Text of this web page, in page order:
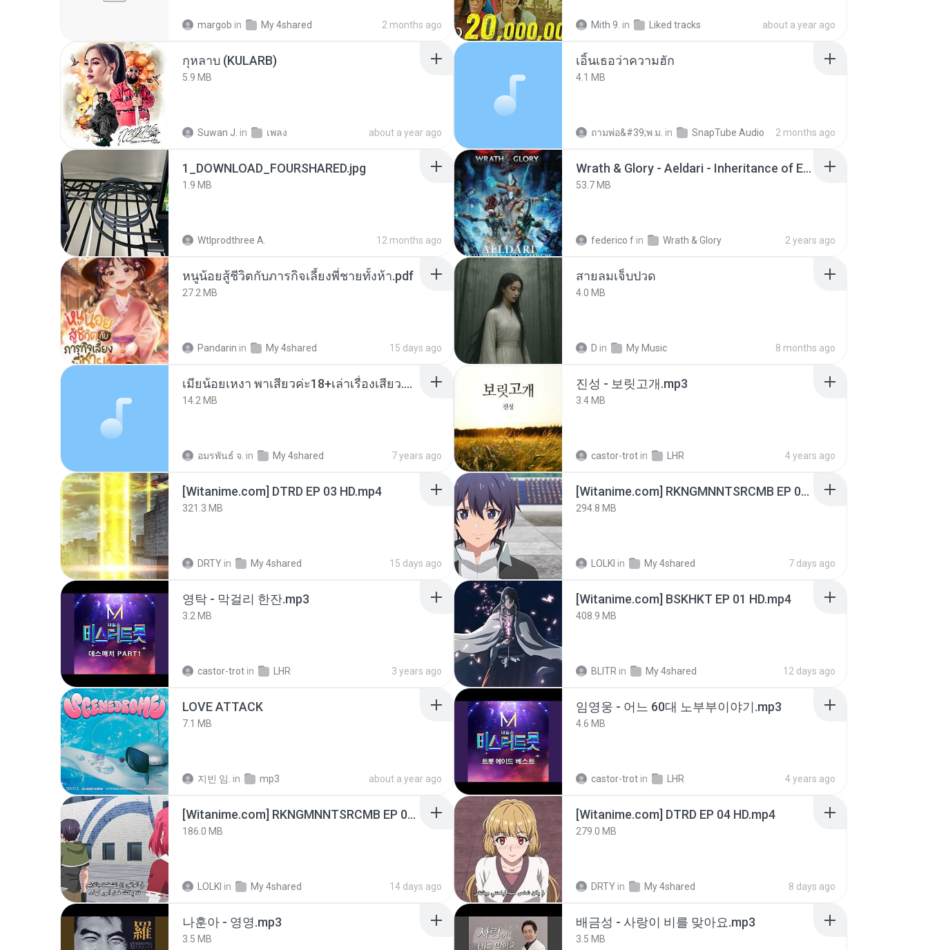
margob in My 4shared 2 months ago Mith 9. in Liked tracks about a year ago
กุหลาบ (KULARB)
5.9 MB
Suwan J. in เพลง about a year ago
เอิ้นเธอว่าความฮัก
4.1 MB
ถามพ่อ&#39;พ ม. in SnapTube Audio 2 months ago
1_DOWNLOAD_FOURSHARED.jpg
1.9 MB
Wtlprodthree A. 12 months ago
Wrath & Glory - Aeldari - Inheritance of Embers.pdf
53.7 MB
federico f in Wrath & Glory 2 years ago
หนูน้อยสู้ชีวิตกับภารกิจเลี้ยงพี่ชายทั้งห้า.pdf
27.2 MB
Pandarin in My 4shared 15 days ago
สายลมเจ็บปวด
4.0 MB
D in My Music 8 months ago
เมียน้อยเหงา พาเสียวค่ะ18+เล่าเรื่องเสียว.mp3
14.2 MB
อมรพันธ์ จ. in My 4shared 7 years ago
진성 - 보릿고개.mp3
3.4 MB
castor-trot in LHR 4 years ago
[Witanime.com] DTRD EP 03 HD.mp4
321.3 MB
DRTY in My 4shared 15 days ago
[Witanime.com] RKNGMNNTSRCMB EP 06 HD.mp4
294.8 MB
LOLKI in My 4shared 7 days ago
영탁 - 막걸리 한잔.mp3
3.2 MB
castor-trot in LHR 3 years ago
[Witanime.com] BSKHKT EP 01 HD.mp4
408.9 MB
BLITR in My 4shared 12 days ago
LOVE ATTACK
7.1 MB
지빈 임. in mp3 about a year ago
임영웅 - 어느 60대 노부부이야기.mp3
4.6 MB
castor-trot in LHR 4 years ago
[Witanime.com] RKNGMNNTSRCMB EP 05 HD.mp4
186.0 MB
LOLKI in My 4shared 14 days ago
[Witanime.com] DTRD EP 04 HD.mp4
279.0 MB
DRTY in My 4shared 8 days ago
나훈아 - 영영.mp3
3.5 MB
배금성 - 사랑이 비를 맞아요.mp3
3.5 MB